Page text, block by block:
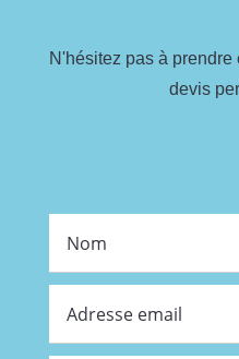
N'hésitez pas à
devis